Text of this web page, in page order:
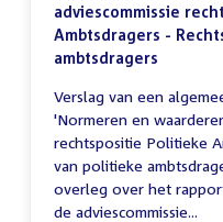
adviescommissie
Ambtsdragers -
ambtsdragers
Verslag van een
'Normeren en
rechtspositie Politieke
van politieke
overleg over het
de adviescommissie...